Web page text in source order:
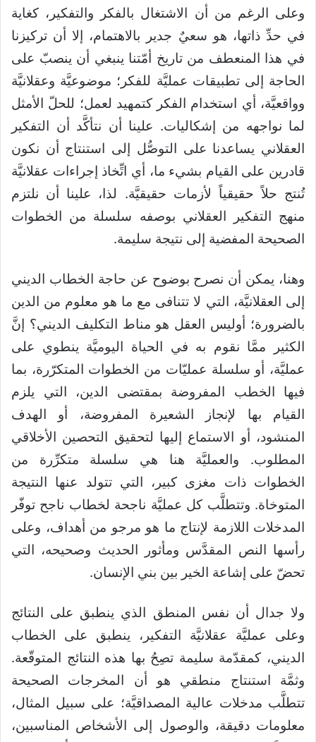
وعلى الرغم من أن الاشتغال بالفكر والتفكير، كغاية
في حدِّ ذاتها، هو سعيٌ جدير بالاهتمام، إلا أن تركيزنا
في هذا المنعطف من تاريخ أمّتنا ينبغي أن ينصبّ على
الحاجة إلى تطبيقات عمليَّة للفكر؛ موضوعيَّة وعقلانيَّة
وواقعيَّة، أي استخدام الفكر كتمهيد لعمل؛ للحلّ الأمثل
لما نواجهه من إشكاليات. علينا أن نتأكَّد أن التفكير
العقلاني يساعدنا على التوصُّل إلى استنتاج أن نكون
قادرين على القيام بشيء ما، أي اتِّخاذ إجراءات عقلانيَّة
تُنتج حلاً حقيقياً لأزمات حقيقيَّة. لذا، علينا أن نلتزم
منهج التفكير العقلاني بوصفه سلسلة من الخطوات
الصحيحة المفضية إلى نتيجة سليمة.
وهنا، يمكن أن نصرح بوضوح عن حاجة الخطاب الديني
إلى العقلانيَّة، التي لا تتنافى مع ما هو معلوم من الدين
بالضرورة؛ أوليس العقل هو مناط التكليف الديني؟ إنَّ
الكثير ممَّا نقوم به في الحياة اليوميَّة ينطوي على
عمليَّة، أو سلسلة عمليّات من الخطوات المتكرّرة، بما
فيها الخطب المفروضة بمقتضى الدين، التي يلزم
القيام بها لإنجاز الشعيرة المفروضة، أو الهدف
المنشود، أو الاستماع إليها لتحقيق التحصين الأخلاقي
المطلوب. والعمليَّة هنا هي سلسلة متكرِّرة من
الخطوات ذات مغزى كبير، التي تتولد عنها النتيجة
المتوخاة. وتتطلَّب كل عمليَّة ناجحة لخطاب ناجح توفّر
المدخلات اللازمة لإنتاج ما هو مرجو من أهداف، وعلى
رأسها النص المقدَّس ومأثور الحديث وصحيحه، التي
تحضّ على إشاعة الخير بين بني الإنسان.
ولا جدال أن نفس المنطق الذي ينطبق على النتائج
وعلى عمليَّة عقلانيَّة التفكير، ينطبق على الخطاب
الديني، كمقدّمة سليمة تصِحُ بها هذه النتائج المتوقّعة.
وثمَّة استنتاج منطقي هو أن المخرجات الصحيحة
تتطلَّب مدخلات عالية المصداقيَّة؛ على سبيل المثال،
معلومات دقيقة، والوصول إلى الأشخاص المناسبين،